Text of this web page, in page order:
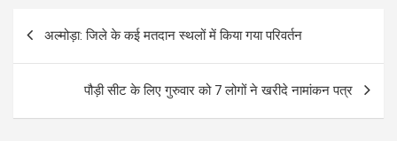
navigation
अल्मोड़ा: जिले के कई मतदान स्थलों में किया गया परिवर्तन
पौड़ी सीट के लिए गुरुवार को 7 लोगों ने खरीदे नामांकन पत्र